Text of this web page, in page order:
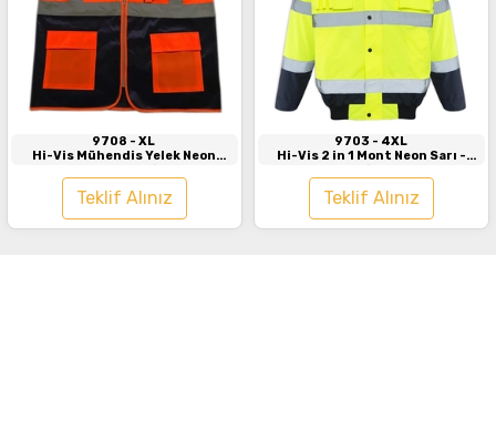
9708 - XL
Hi-Vis Mühendis Yelek Neon
Turuncu - Lacivert
Teklif Alınız
İncele
9703 - 4XL
Hi-Vis 2 in 1 Mont Neon Sarı -
Lacivert
Teklif Alınız